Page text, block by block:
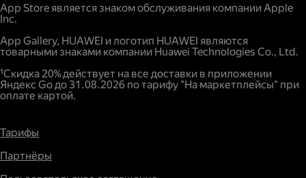
App Store является знаком обслуживания компании Apple
Inc.
App Gallery, HUAWEI и логотип HUAWEI являются
товарными знаками компании Huawei Technologies Co., Ltd.
¹Скидка 20% действует на все доставки в приложении
Яндекс Go до 31.08.2026 по тарифу "На маркетплейсы" при
оплате картой.
Тарифы
Партнёры